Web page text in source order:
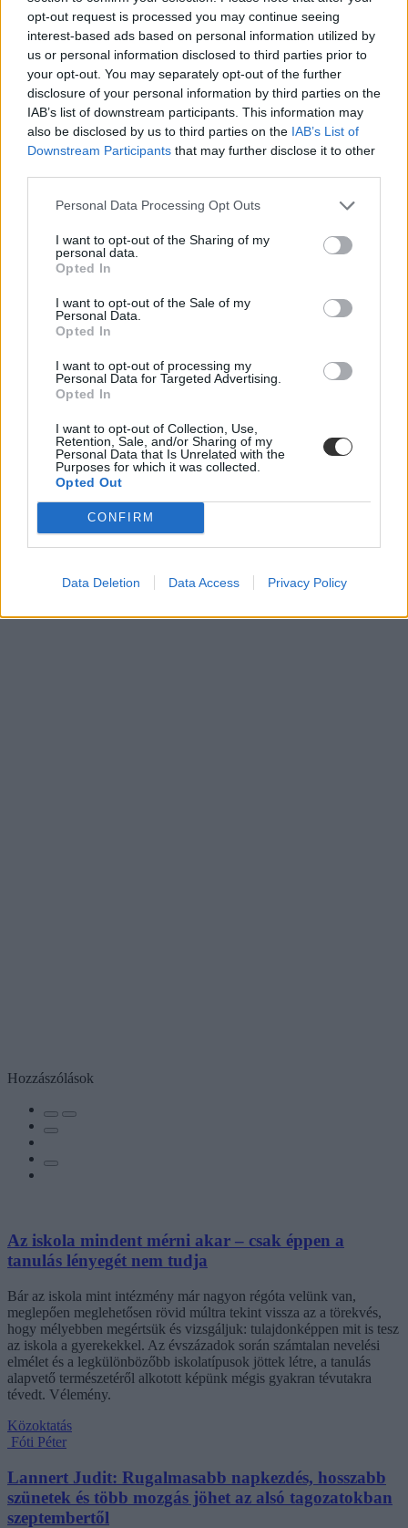
opt-out request is processed you may continue seeing
interest-based ads based on personal information utilized by
us or personal information disclosed to third parties prior to
your opt-out. You may separately opt-out of the further
disclosure of your personal information by third parties on the
IAB’s list of downstream participants. This information may
also be disclosed by us to third parties on the IAB’s List of
Downstream Participants that may further disclose it to other
Personal Data Processing Opt Outs
I want to opt-out of the Sharing of my
personal data.
Opted In
I want to opt-out of the Sale of my
Personal Data.
Opted In
I want to opt-out of processing my
Personal Data for Targeted Advertising.
Opted In
I want to opt-out of Collection, Use,
Retention, Sale, and/or Sharing of my
Personal Data that Is Unrelated with the
Purposes for which it was collected.
Opted Out
CONFIRM
Data Deletion Data Access Privacy Policy
Corvinus Egyetem
budapesti corvinus egyetem
Corvinus átalakítás
Corvinus-modell
Hozzászólások
Az iskola mindent mérni akar – csak éppen a
tanulás lényegét nem tudja
Bár az iskola mint intézmény már nagyon régóta velünk van,
meglepően meglehetősen rövid múltra tekint vissza az a törekvés,
hogy mélyebben megértsük és vizsgáljuk: tulajdonképpen mit is tesz
az iskola a gyerekekkel. Az évszázadok során számtalan nevelési
elmélet és a legkülönbözőbb iskolatípusok jöttek létre, a tanulás
alapvető természetéről alkotott képünk mégis gyakran tévutakra
tévedt. Vélemény.
Közoktatás
Fóti Péter
Lannert Judit: Rugalmasabb napkezdés, hosszabb
szünetek és több mozgás jöhet az alsó tagozatokban
szeptembertől